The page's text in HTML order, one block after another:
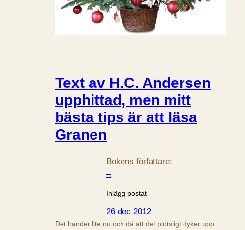
Text av H.C. Andersen
upphittad, men mitt
bästa tips är att läsa
Granen
Bokens författare:
–.
Inlägg postat
26 dec 2012
Det händer lite nu och då att det plötsligt dyker upp